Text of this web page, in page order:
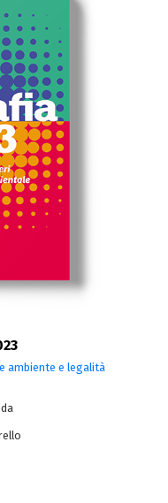
ambiente e legalità